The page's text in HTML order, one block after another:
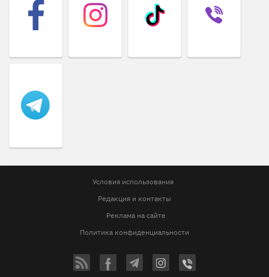
Условия использования
Редакция и контакты
Реклама на сайте
Политика конфиденциальности